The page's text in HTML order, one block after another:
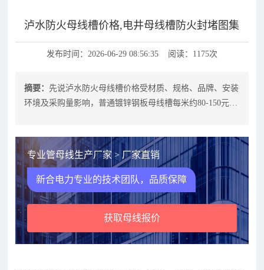
泸水防火母线槽价格,电井母线槽防火封堵图集
发布时间：2026-06-29 08:56:35 阅读：1175次
摘要：先说泸水防火母线槽价格受材质、规格、品牌、安装
环境及采购量影响，普通镀锌钢板母线槽每米约80-150元，
专业管母线生产厂家 > 厂家直销
新合电力专业的技术团队，品质保障
获取母线报价